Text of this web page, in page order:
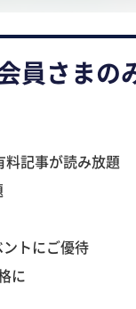
員さまの
記事が読み放題
トにご優待
に